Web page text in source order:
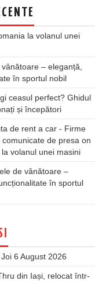
la volanul unei
– eleganță,
în sportul nobil
ceasul perfect? Ghidul
și începători
de rent a car - Firme
de presa on
volanul unei masini
de vânătoare –
în sportul
6 August 2026
din Iași, relocat într-